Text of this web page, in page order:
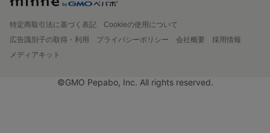
特定商取引法に基づく表記
Cookieの使用について
広告識別子の取得・利用
プライバシーポリシー 会社概要
採用情報
メディアキット
©GMO Pepabo, Inc. All rights reserved.